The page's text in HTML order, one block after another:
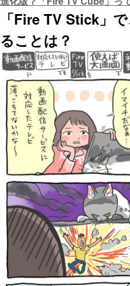
「Fire TV Stick」
ることは？